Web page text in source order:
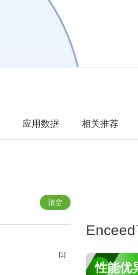
应用数据 相关推荐
清空
[1]
性能优